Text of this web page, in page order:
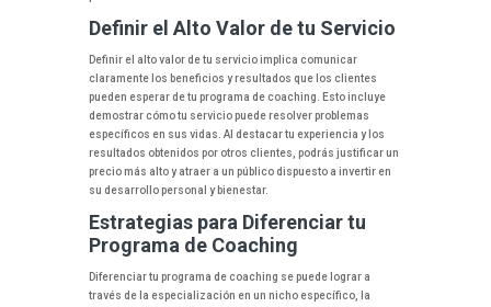
Definir el Alto Valor de tu Servicio
Definir el alto valor de tu servicio implica comunicar
claramente los beneficios y resultados que los clientes
pueden esperar de tu programa de coaching. Esto incluye
demostrar cómo tu servicio puede resolver problemas
específicos en sus vidas. Al destacar tu experiencia y los
resultados obtenidos por otros clientes, podrás justificar un
precio más alto y atraer a un público dispuesto a invertir en
su desarrollo personal y bienestar.
Estrategias para Diferenciar tu
Programa de Coaching
Diferenciar tu programa de coaching se puede lograr a
través de la especialización en un nicho específico, la